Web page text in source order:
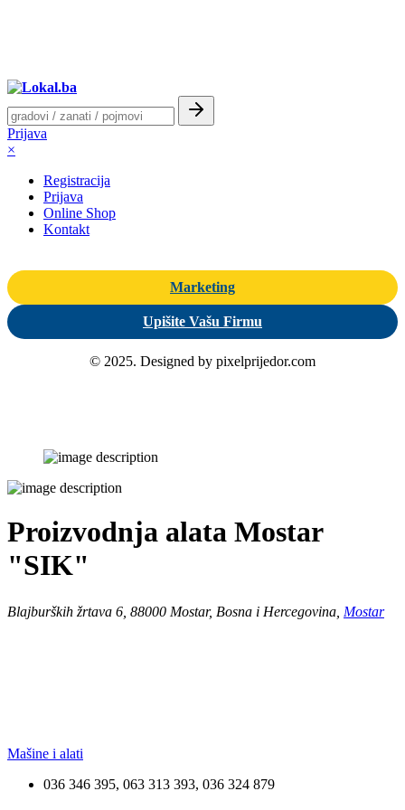
Prijava
×
Registracija
Prijava
Online Shop
Kontakt
Marketing
Upišite Vašu Firmu
© 2025. Designed by pixelprijedor.com
Proizvodnja alata Mostar
"SIK"
Blajburških žrtava 6, 88000 Mostar, Bosna i Hercegovina, Mostar
Mašine i alati
036 346 395, 063 313 393, 036 324 879